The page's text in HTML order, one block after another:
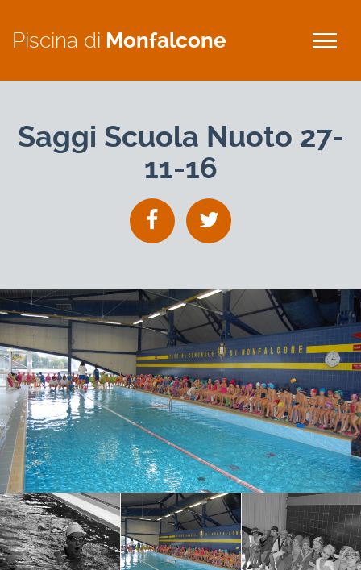
Piscina di Monfalcone
Saggi Scuola Nuoto 27-
11-16